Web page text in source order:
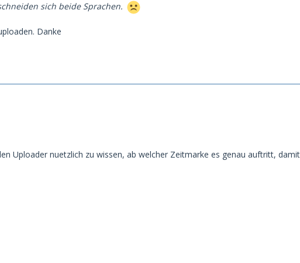
sich beide Sprachen.
Danke
Uploader nuetzlich zu wissen, ab welcher Zeitmarke es genau auftritt,